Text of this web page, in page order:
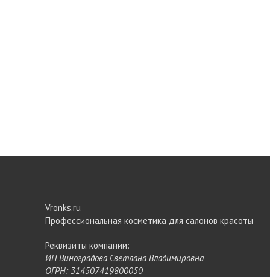
Vronks.ru
Профессиональная косметика для салонов красоты
Реквизиты компании:
ИП Виноградова Светлана Владимировна
ОГРН: 314507419800050